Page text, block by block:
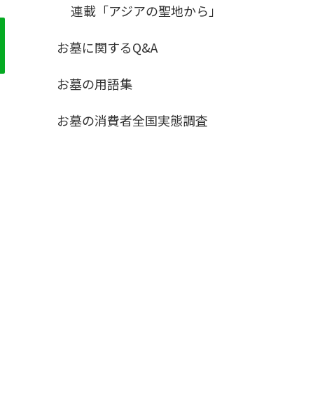
連載「アジアの聖地から」
お墓に関するQ&A
お墓の用語集
お墓の消費者全国実態調査